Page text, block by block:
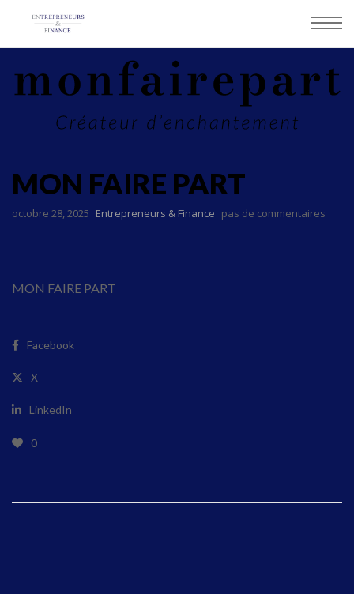
MON FAIRE PART
octobre 28, 2025 Entrepreneurs & Finance pas de commentaires
MON FAIRE PART
Facebook
X
LinkedIn
0
Panneau de gestion des cookies